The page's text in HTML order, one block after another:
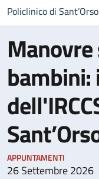
Policlinico di
APPUNTAMENTI
26 Settembre 2026